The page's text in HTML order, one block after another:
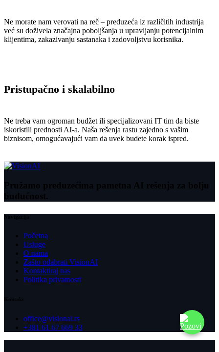
Ne morate nam verovati na reč – preduzeća iz različitih industrija
već su doživela značajna poboljšanja u upravljanju potencijalnim
klijentima, zakazivanju sastanaka i zadovoljstvu korisnika.
Pristupačno i skalabilno
Ne treba vam ogroman budžet ili specijalizovani IT tim da biste
iskoristili prednosti AI-a. Naša rešenja rastu zajedno s vašim
biznisom, omogućavajući vam da uvek budete korak ispred.
Pružamo preduzećima pametna AI rešenja za bolju
budućnost.
Navigacija
Početna
Usluge
O nama
Zašto odabrati VisionAI
Kontaktiraj nas
Politika privatnosti
Kontakt
office@visionai.rs
+381 61 67 669 33